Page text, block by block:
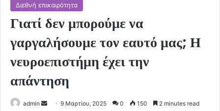
Διεθνή επικαιρότητα
Γιατί δεν μπορούμε να
γαργαλήσουμε τον εαυτό μας; Η
νευροεπιστήμη έχει την
απάντηση
admin
Send9 Μαρτίου, 2025 0 150 2 minutes read